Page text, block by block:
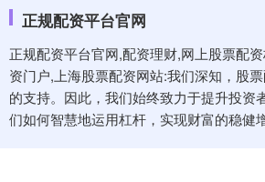
正规配资平台官网
正规配资平台官网,配资理财,网上股票配
资门户,上海股票配资网站:我们深知，股
的支持。因此，我们始终致力于提升投资
们如何智慧地运用杠杆，实现财富的稳健增